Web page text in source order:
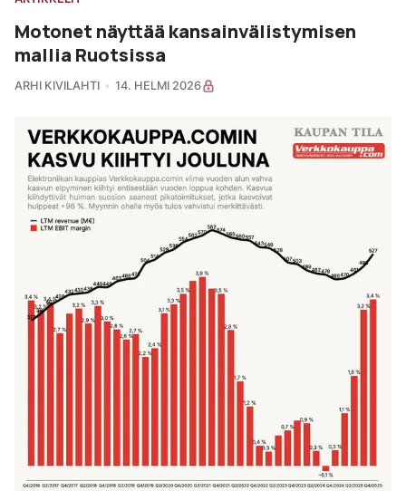
Motonet näyttää kansainvälistymisen
mallia Ruotsissa
ARHI KIVILAHTI 14. HELMI 2026